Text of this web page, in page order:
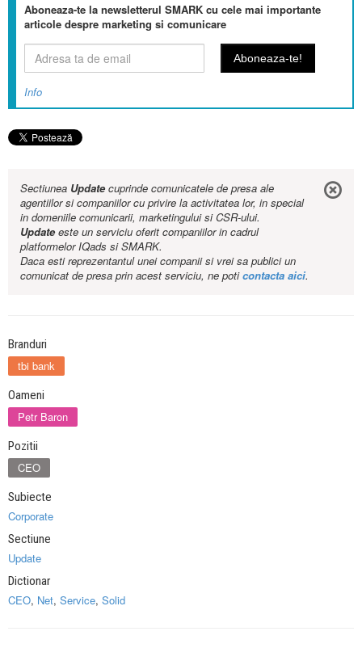
Aboneaza-te la newsletterul SMARK cu cele mai importante
articole despre marketing si comunicare
Info
Sectiunea Updatecuprinde comunicatele de presa ale
agentiilor si companiilor cu privire la activitatea lor, in special
in domeniile comunicarii, marketingului si CSR-ului.
Updateeste un serviciu oferit companiilor in cadrul
platformelor IQads si SMARK.
Daca esti reprezentantul unei companii si vrei sa publici un
comunicat de presa prin acest serviciu, ne poticontacta aici.
Branduri
tbi bank
Oameni
Petr Baron
Pozitii
CEO
Subiecte
Corporate
Sectiune
Update
Dictionar
CEO, Net, Service, Solid